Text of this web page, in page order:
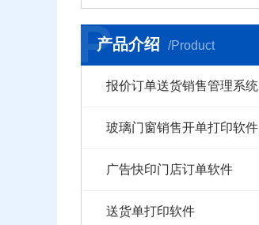
产品介绍 /Product
P
报价订单送货销售管理系统
玻璃门窗销售开单打印软件
广告快印门店订单软件
送货单打印软件